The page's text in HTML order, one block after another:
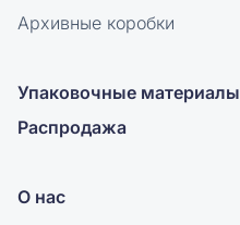
Архивные коробки
Упаковочные материалы
Распродажа
О нас